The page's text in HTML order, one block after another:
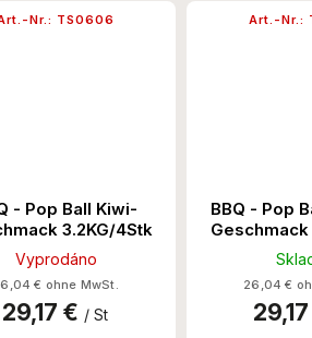
- Pop Ball Kiwi-
3.2KG/4Stk
Vyprodáno
€ ohne MwSt.
29,17 € / St
Nr.: TS0606
BBQ - Pop
Geschmack
26,04 €
Art.-Nr.: